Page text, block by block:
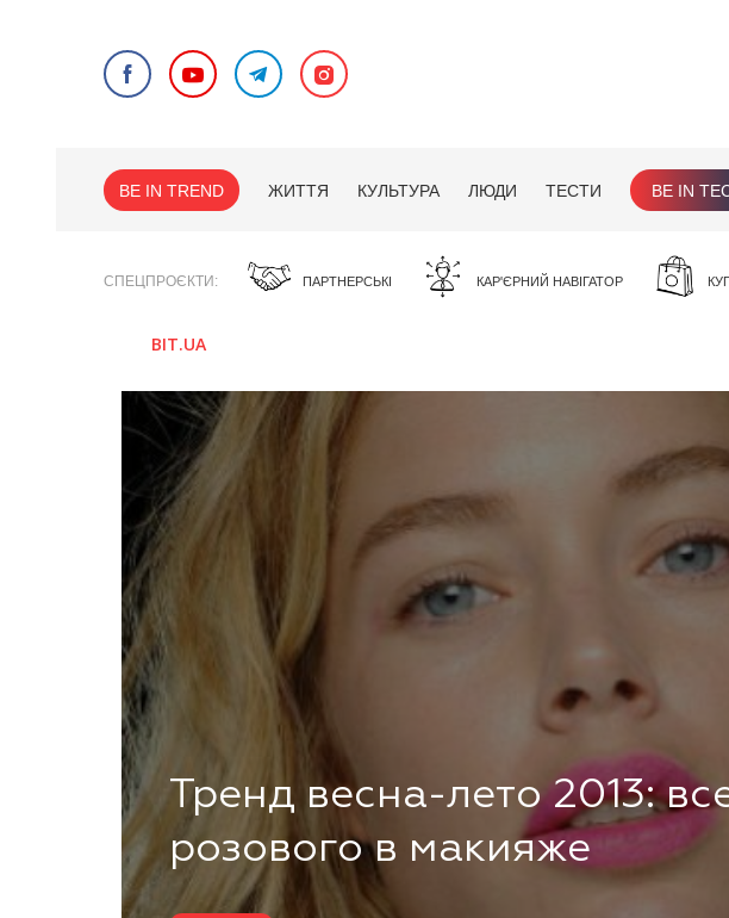
BE IN TREND ЖИТТЯ КУЛЬТУРА ЛЮДИ ТЕСТИ BE IN
СПЕЦПРОЄКТИ ПАРТНЕРСЬКІ КАР'ЄРНИЙ НАВІГАТОР
BIT.UA
Тренд весна-лето 2013:
розового в макияже